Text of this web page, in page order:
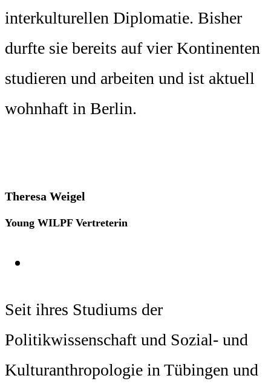
interkulturellen Diplomatie. Bisher
durfte sie bereits auf vier Kontinenten
studieren und arbeiten und ist aktuell
wohnhaft in Berlin.
Theresa Weigel
Young WILPF Vertreterin
Seit ihres Studiums der
Politikwissenschaft und Sozial- und
Kulturanthropologie in Tübingen und